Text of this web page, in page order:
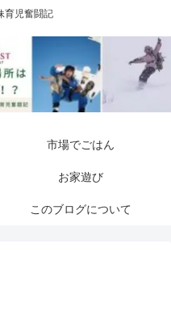
育児奮闘記
市場でごはん
お家遊び
このブログについて